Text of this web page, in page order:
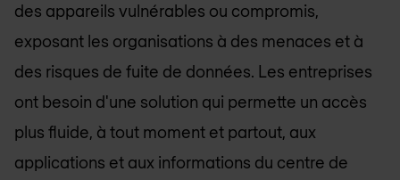
des appareils vulnérables ou compromis,
exposant les organisations à des menaces et à
des risques de fuite de données. Les entreprises
ont besoin d'une solution qui permette un accès
plus fluide, à tout moment et partout, aux
applications et aux informations du centre de